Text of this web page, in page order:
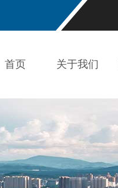
首页 关于我们